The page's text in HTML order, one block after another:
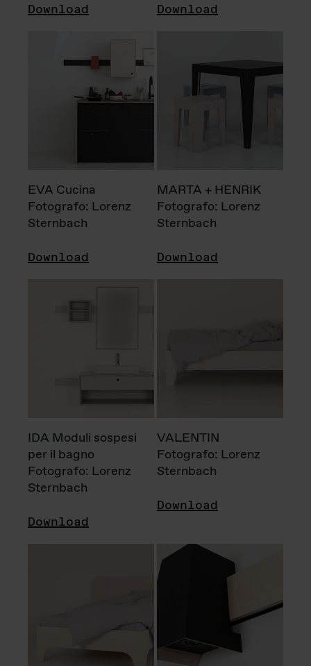
Download Download
EVA Cucina
Fotografo: Lorenz
Sternbach
Download
MARTA + HENRIK
Fotografo: Lorenz
Sternbach
Download
IDA Moduli sospesi
per il bagno
Fotografo: Lorenz
Sternbach
Download
VALENTIN
Fotografo: Lorenz
Sternbach
Download